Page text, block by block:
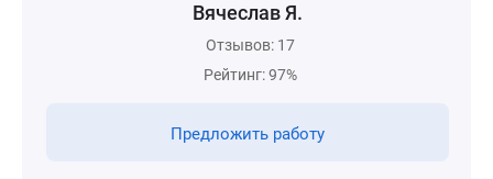
Вячеслав Я.
Отзывов: 17
Рейтинг: 97%
Предложить работу